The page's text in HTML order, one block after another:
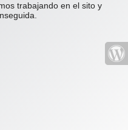
trabajando en el sito y